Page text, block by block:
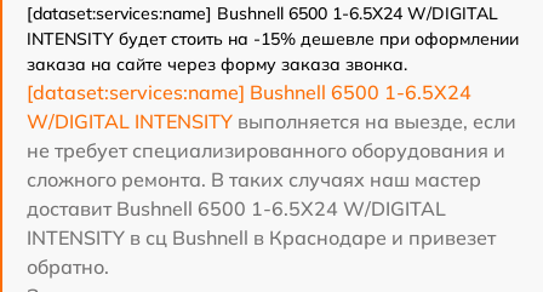
[dataset:services:name] Bushnell 6500 1-6.5X24 W/DIGITAL
INTENSITY будет стоить на -15% дешевле при оформлении
заказа на сайте через форму заказа звонка.
[dataset:services:name] Bushnell 6500 1-6.5X24
W/DIGITAL INTENSITY выполняется на выезде, если
не требует специализированного оборудования и
сложного ремонта. В таких случаях наш мастер
доставит Bushnell 6500 1-6.5X24 W/DIGITAL
INTENSITY в сц Bushnell в Краснодаре и привезет
обратно.